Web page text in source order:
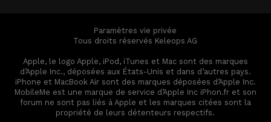
Paramètres vie privée
Tous droits réservés Keleops AG
Apple, le logo Apple, iPod, iTunes et Mac sont des marques
d’Apple Inc., déposées aux États-Unis et dans d’autres pays.
iPhone et MacBook Air sont des marques déposées d’Apple Inc.
MobileMe est une marque de service d’Apple Inc iPhon.fr et son
forum ne sont pas liés à Apple et les marques citées sont la
propriété de leurs détenteurs respectifs.